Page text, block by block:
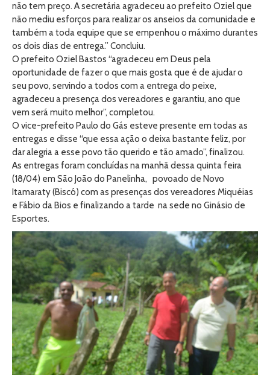
não tem preço. A secretária agradeceu ao prefeito Oziel que
não mediu esforços para realizar os anseios da comunidade e
também a toda equipe que se empenhou o máximo durantes
os dois dias de entrega.” Concluiu.
O prefeito Oziel Bastos “agradeceu em Deus pela
oportunidade de fazer o que mais gosta que é de ajudar o
seu povo, servindo a todos com a entrega do peixe,
agradeceu a presença dos vereadores e garantiu, ano que
vem será muito melhor”, completou.
O vice-prefeito Paulo do Gás esteve presente em todas as
entregas e disse “que essa ação o deixa bastante feliz, por
dar alegria a esse povo tão querido e tão amado”, finalizou.
As entregas foram concluídas na manhã dessa quinta feira
(18/04) em São João do Panelinha, povoado de Novo
Itamaraty (Biscó) com as presenças dos vereadores Miquéias
e Fábio da Bios e finalizando a tarde na sede no Ginásio de
Esportes.